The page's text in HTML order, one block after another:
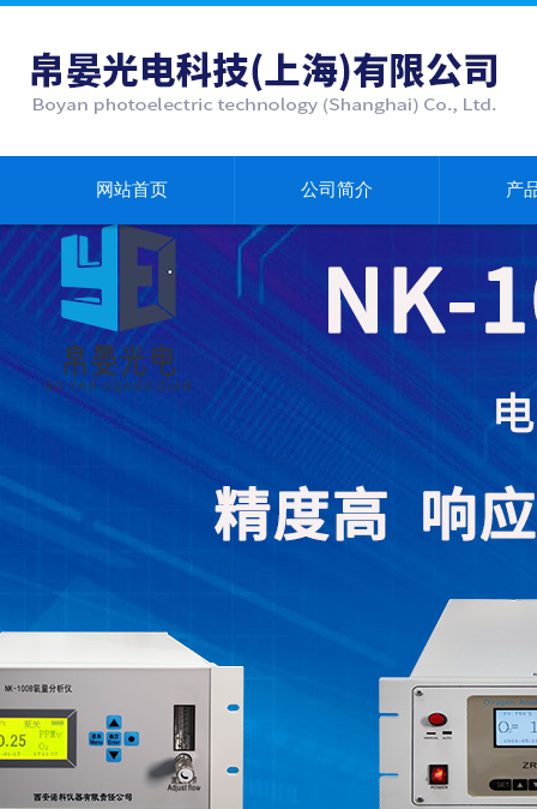
网站首页 公司简介 产